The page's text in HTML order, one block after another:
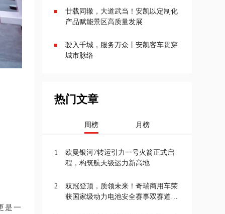
是一
廿载同辙，大道武当！安凯以定制化
产品赋能景区高质量发展
驶入千城，服务万众丨安凯客车贯穿
城市脉络
热门文章
周榜 月榜
1
欧曼银河7转运引力一号火箭正式启
程，构筑航天级运力新高地
2
双冠登顶，质领未来！奇瑞商用车荣
获国家级动力电池安全赛事双赛道一